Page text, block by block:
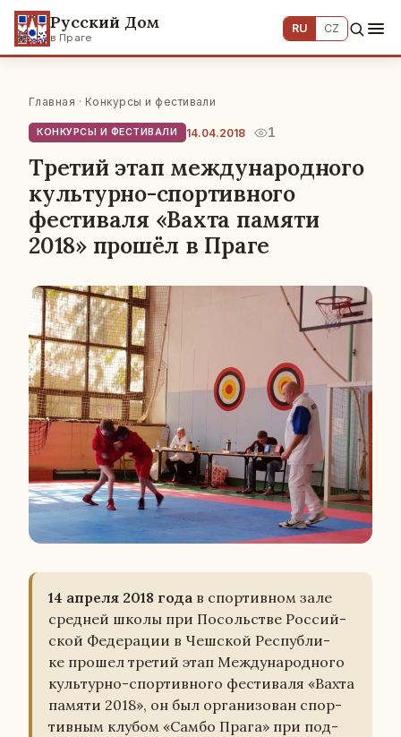
Русский Дом
в Праге
RU CZ
Главная · Конкурсы и фестивали
КОНКУРСЫ И ФЕСТИВАЛИ 14.04.2018 1
Третий этап международного
культурно-спортивного
фестиваля «Вахта памяти
2018» прошёл в Праге
14 апреля 2018 года в спор­тив­ном зале
сред­ней школы при По­соль­стве Рос­сий­
ской Фе­де­ра­ции в Чеш­ской Рес­пуб­ли­
ке прошел третий этап Меж­ду­на­род­но­го
куль­тур­но-спор­тив­но­го фе­сти­ва­ля «Вахта
памяти 2018», он был ор­га­ни­зо­ван спор­
тив­ным клубом «Самбо Прага» при под­